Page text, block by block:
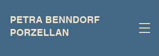
PETRA BENNDORF
PORZELLAN